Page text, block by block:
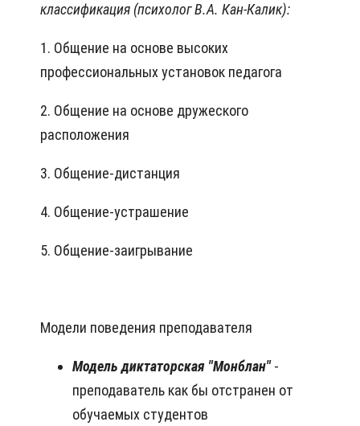
классификация (психолог В.А. Кан-Калик):
1. Общение на основе высоких
профессиональных установок педагога
2. Общение на основе дружеского
расположения
3. Общение-дистанция
4. Общение-устрашение
5. Общение-заигрывание
Модели поведения преподавателя
Модель диктаторская "Монблан"-
преподаватель как бы отстранен от
обучаемых студентов